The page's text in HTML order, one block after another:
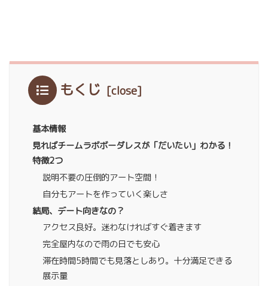
もくじ
基本情報
見ればチームラボボーダレスが「だいたい」わかる！
特徴2つ
説明不要の圧倒的アート空間！
自分もアートを作っていく楽しさ
結局、デート向きなの？
アクセス良好。迷わなければすぐ着きます
完全屋内なので雨の日でも安心
滞在時間5時間でも見落としあり。十分満足できる
展示量